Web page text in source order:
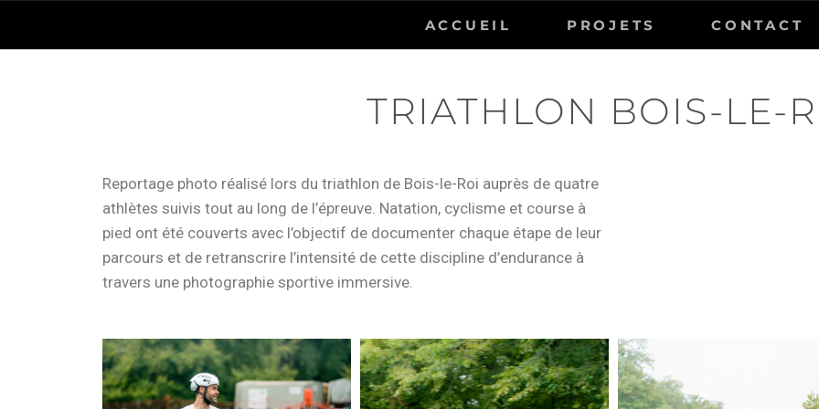
ACCUEIL PROJETS CONTACT
TRIATHLON BOIS-LE-
Reportage photo réalisé lors du triathlon de Bois-le-Roi auprès de quatre
athlètes suivis tout au long de l’épreuve. Natation, cyclisme et course à
pied ont été couverts avec l’objectif de documenter chaque étape de leur
parcours et de retranscrire l’intensité de cette discipline d’endurance à
travers une photographie sportive immersive.